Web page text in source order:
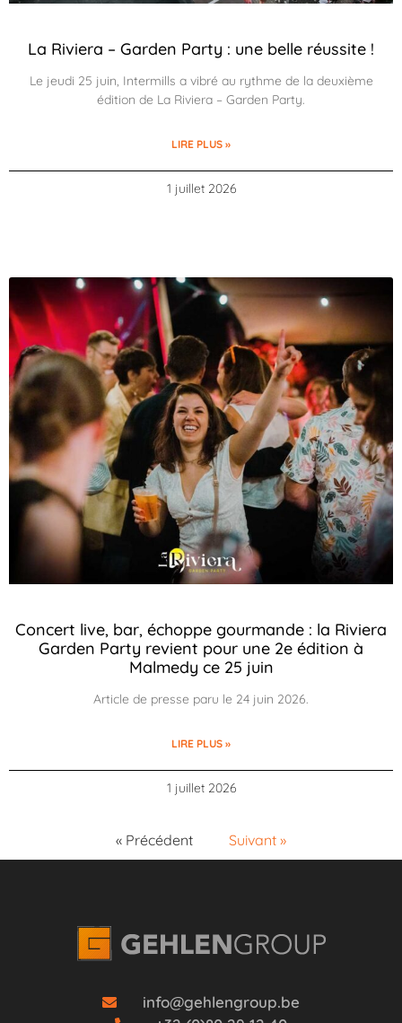
La Riviera – Garden Party : une belle réussite !
Le jeudi 25 juin, Intermills a vibré au rythme de la deuxième
édition de La Riviera – Garden Party.
LIRE PLUS »
1 juillet 2026
Concert live, bar, échoppe gourmande : la Riviera
Garden Party revient pour une 2e édition à
Malmedy ce 25 juin
Article de presse paru le 24 juin 2026.
LIRE PLUS »
1 juillet 2026
« Précédent Suivant »
info@gehlengroup.be